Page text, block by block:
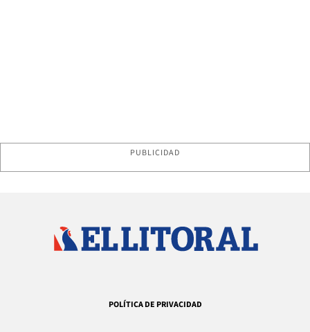
PUBLICIDAD
POLÍTICA DE PRIVACIDAD